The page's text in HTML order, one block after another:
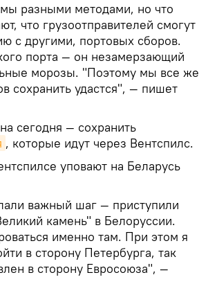
разными методами, но что
что грузоотправителей смогут
с другими, портовых сборов.
порта — он незамерзающий
морозы. "Поэтому мы все же
сохранить удастся", — пишет
сегодня — сохранить
, которые идут через Вентспилс.
уповают на Беларусь
важный шаг — приступили
камень" в Белоруссии.
именно там. При этом я
в сторону Петербурга, так
в сторону Евросоюза", —